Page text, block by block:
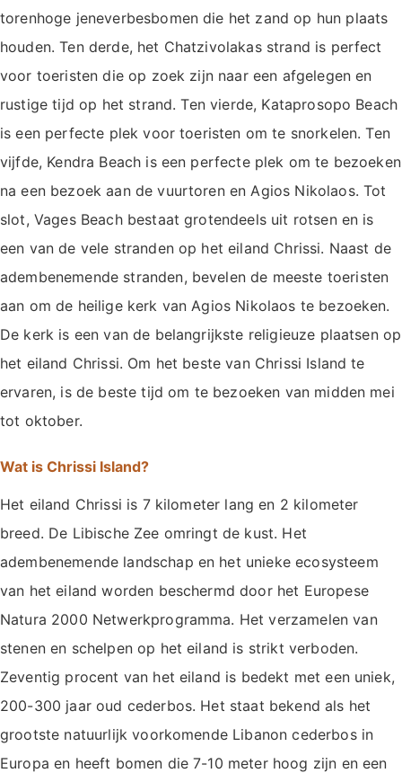
torenhoge jeneverbesbomen die het zand op hun plaats
houden. Ten derde, het Chatzivolakas strand is perfect
voor toeristen die op zoek zijn naar een afgelegen en
rustige tijd op het strand. Ten vierde, Kataprosopo Beach
is een perfecte plek voor toeristen om te snorkelen. Ten
vijfde, Kendra Beach is een perfecte plek om te bezoeken
na een bezoek aan de vuurtoren en Agios Nikolaos. Tot
slot, Vages Beach bestaat grotendeels uit rotsen en is
een van de vele stranden op het eiland Chrissi. Naast de
adembenemende stranden, bevelen de meeste toeristen
aan om de heilige kerk van Agios Nikolaos te bezoeken.
De kerk is een van de belangrijkste religieuze plaatsen op
het eiland Chrissi. Om het beste van Chrissi Island te
ervaren, is de beste tijd om te bezoeken van midden mei
tot oktober.
Wat is Chrissi Island?
Het eiland Chrissi is 7 kilometer lang en 2 kilometer
breed. De Libische Zee omringt de kust. Het
adembenemende landschap en het unieke ecosysteem
van het eiland worden beschermd door het Europese
Natura 2000 Netwerkprogramma. Het verzamelen van
stenen en schelpen op het eiland is strikt verboden.
Zeventig procent van het eiland is bedekt met een uniek,
200-300 jaar oud cederbos. Het staat bekend als het
grootste natuurlijk voorkomende Libanon cederbos in
Europa en heeft bomen die 7-10 meter hoog zijn en een